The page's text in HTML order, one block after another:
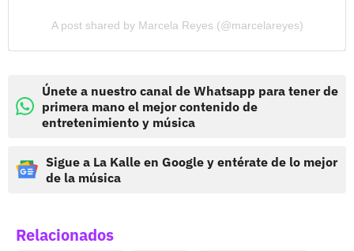
A post shared by Marcela Reyes (@marcelareyes)
Únete a nuestro canal de Whatsapp para tener de
primera mano el mejor contenido de
entretenimiento y música
Sigue a La Kalle en Google y entérate de lo mejor
de la música
Relacionados